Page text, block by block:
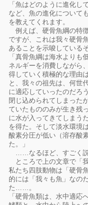
「魚はどのように進化し
など、魚の進化について
を教えてくれます。
例えば、硬骨魚綱の特
ですが、これは我々硬骨
あることを示唆している
「真骨魚綱は海水よりも
ネルギーを消費しながら
得していく積極的な理由
と、我々の祖先は、何世
に適応していったのだろ
閉じ込められてしまった
ていたもののみが生き残
に水が入ってきてしまう
を得た。そして淡水環境
酸素分圧が低い（溶存酸
た。」
……なるほど、すごく説
ところで上の文章で「
私たち四肢動物は「硬骨
的には「我々も魚」な
た……。
「硬骨魚類は、水中適応